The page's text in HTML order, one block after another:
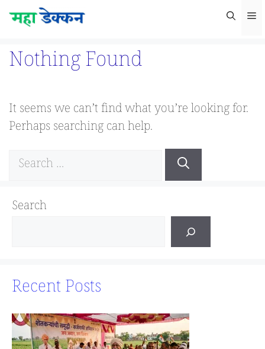
Skip
Nothing Found
It seems we can’t find what you’re looking for.
Perhaps searching can help.
Search
Search
Recent Posts